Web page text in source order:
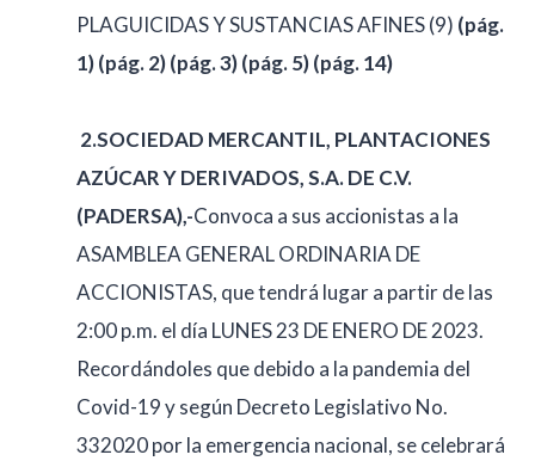
PLAGUICIDAS Y SUSTANCIAS AFINES (9) (pág.
1)(pág. 2)(pág. 3)(pág. 5)(pág. 14)
2.SOCIEDAD MERCANTIL, PLANTACIONES
AZÚCAR Y DERIVADOS, S.A. DE C.V.
(PADERSA),-Convoca a sus accionistas a la
ASAMBLEA GENERAL ORDINARIA DE
ACCIONISTAS, que tendrá lugar a partir de las
2:00 p.m. el día LUNES 23 DE ENERO DE 2023.
Recordándoles que debido a la pandemia del
Covid-19 y según Decreto Legislativo No.
332020 por la emergencia nacional, se celebrará